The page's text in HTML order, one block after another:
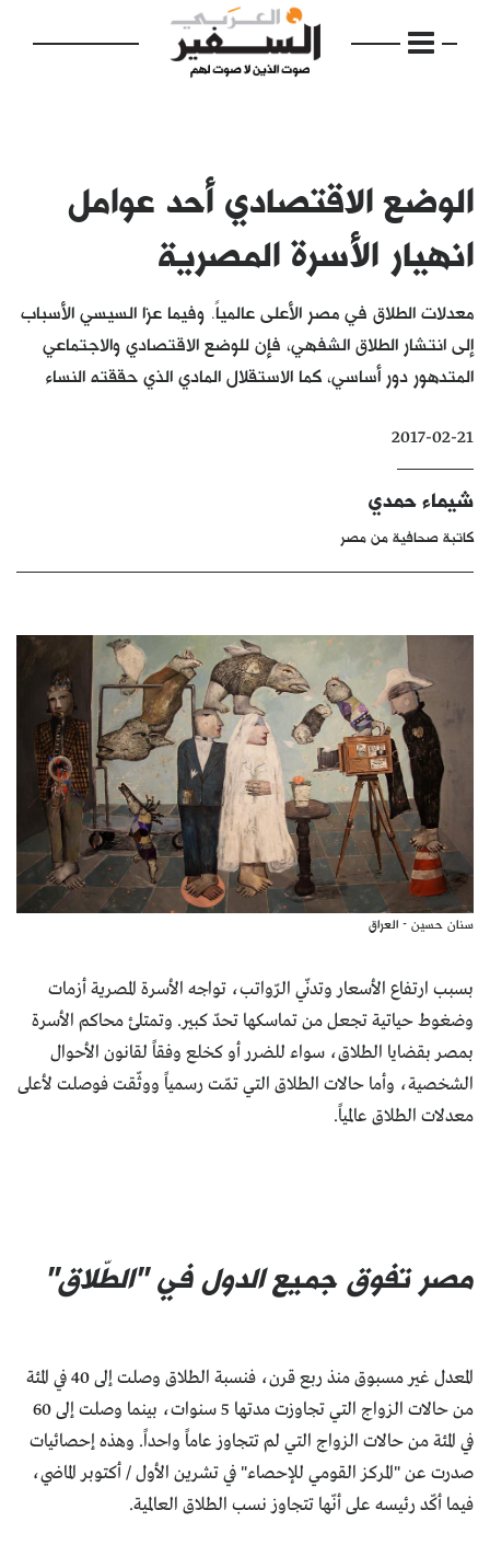
الرئيسية
مواضيع
إفتتاحية
فكرة
بالصورة
كتّابنا
الأرشيف
الوضع الاقتصادي أحد عوامل
انهيار الأسرة المصرية
معدلات الطلاق في مصر الأعلى عالمياً. وفيما عزا السيسي الأسباب
إلى انتشار الطلاق الشفهي، فإن للوضع الاقتصادي والاجتماعي
المتدهور دور أساسي، كما الاستقلال المادي الذي حققته النساء
2017-02-21
شيماء حمدي
كاتبة صحافية من مصر
سنان حسين - العراق
بسبب ارتفاع الأسعار وتدنّي الرّواتب، تواجه الأسرة المصرية أزمات
وضغوط حياتية تجعل من تماسكها تحدّ كبير. وتمتلئ محاكم الأسرة
بمصر بقضايا الطلاق، سواء للضرر أو كخلع وفقاً لقانون الأحوال
الشخصية، وأما حالات الطلاق التي تمّت رسمياً ووثّقت فوصلت لأعلى
معدلات الطلاق عالمياً.
مصر تفوق جميع الدول في "الطّلاق"
المعدل غير مسبوق منذ ربع قرن، فنسبة الطلاق وصلت إلى 40 في المئة
من حالات الزواج التي تجاوزت مدتها 5 سنوات، بينما وصلت إلى 60
في المئة من حالات الزواج التي لم تتجاوز عاماً واحداً. وهذه إحصائيات
صدرت عن "المركز القومي للإحصاء" في تشرين الأول / أكتوبر الماضي،
فيما أكّد رئيسه على أنّها تتجاوز نسب الطلاق العالمية.